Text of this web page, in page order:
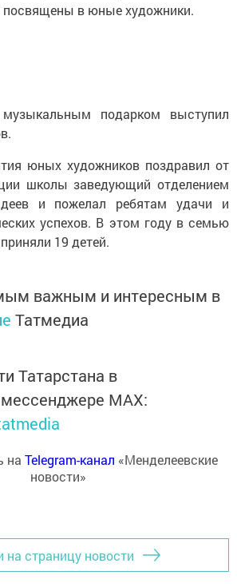
в юные художники.
подарком выступил
юных художников поздравил от
школы заведующий отделением
и пожелал ребятам удачи и
успехов. В этом году в семью
19 детей.
важным и интересным в
Татмедиа
Татарстана в
MАХ:
на Telegram-канал «Менделеевские
новости»
на страницу новости